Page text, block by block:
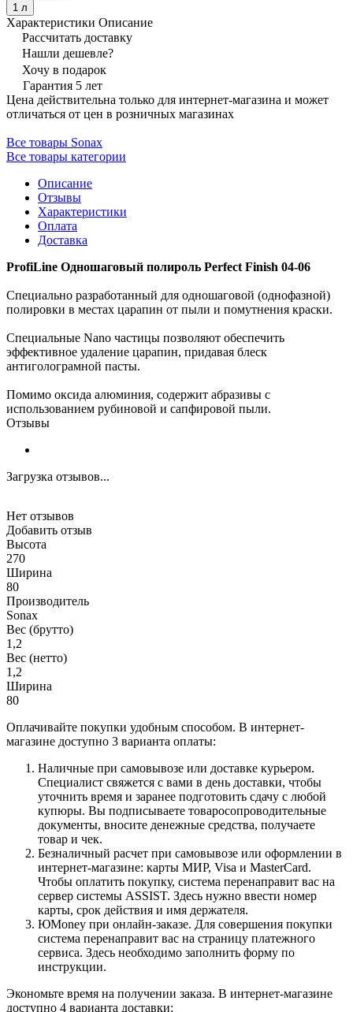
1 л
Характеристики Описание
Рассчитать доставку
Нашли дешевле?
Хочу в подарок
Гарантия 5 лет
Цена действительна только для интернет-магазина и может
отличаться от цен в розничных магазинах
Все товары Sonax
Все товары категории
Описание
Отзывы
Характеристики
Оплата
Доставка
ProfiLine Одношаговый полироль Perfect Finish 04-06
Специально разработанный для одношаговой (однофазной)
полировки в местах царапин от пыли и помутнения краски.
Специальные Nano частицы позволяют обеспечить
эффективное удаление царапин, придавая блеск
антиголограмной пасты.
Помимо оксида алюминия, содержит абразивы с
использованием рубиновой и сапфировой пыли.
Отзывы
Загрузка отзывов...
Нет отзывов
Добавить отзыв
Высота
270
Ширина
80
Производитель
Sonax
Вес (брутто)
1,2
Вес (нетто)
1,2
Ширина
80
Оплачивайте покупки удобным способом. В интернет-
магазине доступно 3 варианта оплаты:
Наличные при самовывозе или доставке курьером.
Специалист свяжется с вами в день доставки, чтобы
уточнить время и заранее подготовить сдачу с любой
купюры. Вы подписываете товаросопроводительные
документы, вносите денежные средства, получаете
товар и чек.
Безналичный расчет при самовывозе или оформлении в
интернет-магазине: карты МИР, Visa и MasterCard.
Чтобы оплатить покупку, система перенаправит вас на
сервер системы ASSIST. Здесь нужно ввести номер
карты, срок действия и имя держателя.
ЮMoney при онлайн-заказе. Для совершения покупки
система перенаправит вас на страницу платежного
сервиса. Здесь необходимо заполнить форму по
инструкции.
Экономьте время на получении заказа. В интернет-магазине
доступно 4 варианта доставки: